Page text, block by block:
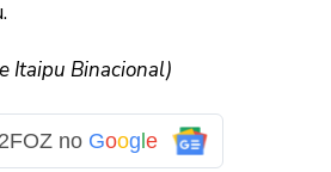
Itaipu Binacional)
no Goog e